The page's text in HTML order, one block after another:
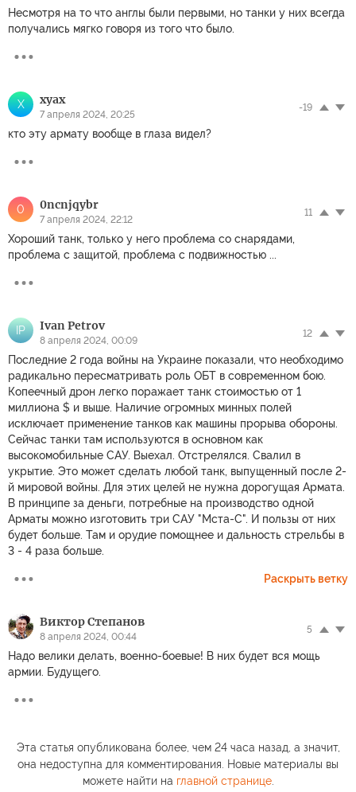
Несмотря на то что англы были первыми, но танки у них всегда
получались мягко говоря из того что было.
X xyax
7 апреля 2024, 20:25
-19
кто эту армату вообще в глаза видел?
0 0ncnjqybr
7 апреля 2024, 22:12
11
Хороший танк, только у него проблема со снарядами,
проблема с защитой, проблема с подвижностью ...
IP Ivan Petrov
8 апреля 2024, 00:09
12
Последние 2 года войны на Украине показали, что необходимо
радикально пересматривать роль ОБТ в современном бою.
Копеечный дрон легко поражает танк стоимостью от 1
миллиона $ и выше. Наличие огромных минных полей
исключает применение танков как машины прорыва обороны.
Сейчас танки там используются в основном как
высокомобильные САУ. Выехал. Отстрелялся. Свалил в
укрытие. Это может сделать любой танк, выпущенный после 2-
й мировой войны. Для этих целей не нужна дорогущая Армата.
В принципе за деньги, потребные на производство одной
Арматы можно изготовить три САУ "Мста-С". И пользы от них
будет больше. Там и орудие помощнее и дальность стрельбы в
3 - 4 раза больше.
Раскрыть ветку
Виктор Степанов
8 апреля 2024, 00:44
5
Надо велики делать, военно-боевые! В них будет вся мощь
армии. Будущего.
Эта статья опубликована более, чем 24 часа назад, а значит,
она недоступна для комментирования. Новые материалы вы
можете найти на главной странице.